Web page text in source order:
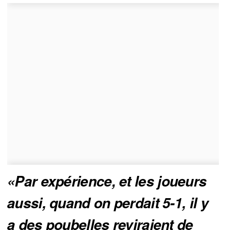
«Par expérience, et les joueurs
aussi, quand on perdait 5-1, il y
a des poubelles reviraient de